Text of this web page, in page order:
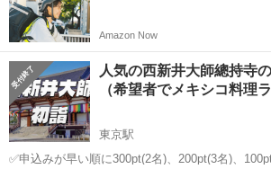
Amazon Now
人気の西新井大師總持寺
（希望者でメキシコ料理
東京駅
✅申込みが早い順に300pt(2名)、200pt(3名)、